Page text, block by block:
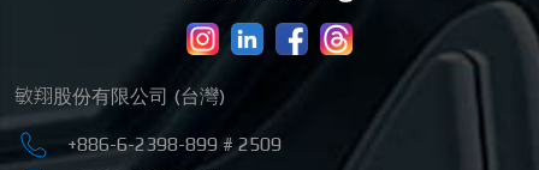
敏翔股份有限公司 (台灣)
+886-6-2398-899 # 2509